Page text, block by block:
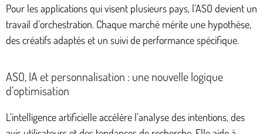
Pour les applications qui visent plusieurs pays, l’ASO devient un
travail d’orchestration. Chaque marché mérite une hypothèse,
des créatifs adaptés et un suivi de performance spécifique.
ASO, IA et personnalisation : une nouvelle logique
d’optimisation
L’intelligence artificielle accélère l’analyse des intentions, des